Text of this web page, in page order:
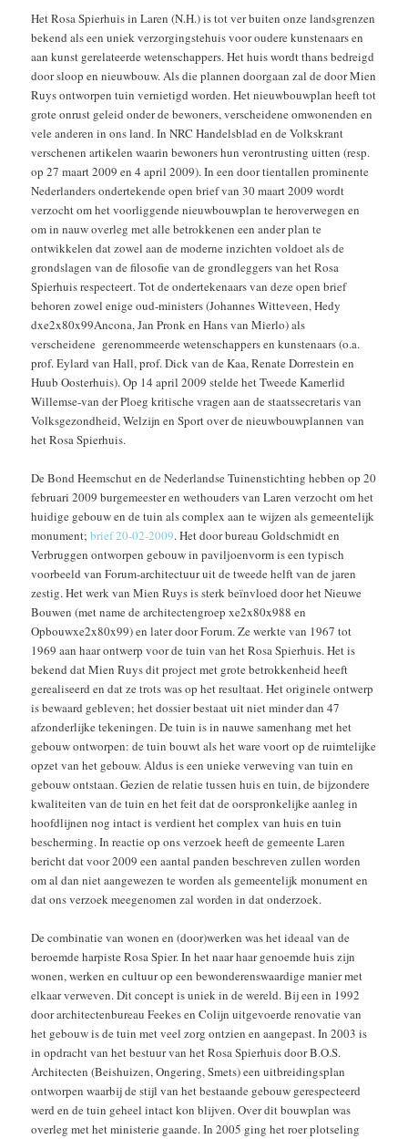
Het Rosa Spierhuis in Laren (N.H.) is tot ver buiten onze landsgrenzen
bekend als een uniek verzorgingstehuis voor oudere kunstenaars en
aan kunst gerelateerde wetenschappers. Het huis wordt thans bedreigd
door sloop en nieuwbouw. Als die plannen doorgaan zal de door Mien
Ruys ontworpen tuin vernietigd worden. Het nieuwbouwplan heeft tot
grote onrust geleid onder de bewoners, verscheidene omwonenden en
vele anderen in ons land. In NRC Handelsblad en de Volkskrant
verschenen artikelen waarin bewoners hun verontrusting uitten (resp.
op 27 maart 2009 en 4 april 2009). In een door tientallen prominente
Nederlanders ondertekende open brief van 30 maart 2009 wordt
verzocht om het voorliggende nieuwbouwplan te heroverwegen en
om in nauw overleg met alle betrokkenen een ander plan te
ontwikkelen dat zowel aan de moderne inzichten voldoet als de
grondslagen van de filosofie van de grondleggers van het Rosa
Spierhuis respecteert. Tot de ondertekenaars van deze open brief
behoren zowel enige oud-ministers (Johannes Witteveen, Hedy
dxe2x80x99Ancona, Jan Pronk en Hans van Mierlo) als
verscheidene gerenommeerde wetenschappers en kunstenaars (o.a.
prof. Eylard van Hall, prof. Dick van de Kaa, Renate Dorrestein en
Huub Oosterhuis). Op 14 april 2009 stelde het Tweede Kamerlid
Willemse-van der Ploeg kritische vragen aan de staatssecretaris van
Volksgezondheid, Welzijn en Sport over de nieuwbouwplannen van
het Rosa Spierhuis.
De Bond Heemschut en de Nederlandse Tuinenstichting hebben op 20
februari 2009 burgemeester en wethouders van Laren verzocht om het
huidige gebouw en de tuin als complex aan te wijzen als gemeentelijk
monument;brief 20-02-2009. Het door bureau Goldschmidt en
Verbruggen ontworpen gebouw in paviljoenvorm is een typisch
voorbeeld van Forum-architectuur uit de tweede helft van de jaren
zestig. Het werk van Mien Ruys is sterk beïnvloed door het Nieuwe
Bouwen (met name de architectengroep xe2x80x988 en
Opbouwxe2x80x99) en later door Forum. Ze werkte van 1967 tot
1969 aan haar ontwerp voor de tuin van het Rosa Spierhuis. Het is
bekend dat Mien Ruys dit project met grote betrokkenheid heeft
gerealiseerd en dat ze trots was op het resultaat. Het originele ontwerp
is bewaard gebleven; het dossier bestaat uit niet minder dan 47
afzonderlijke tekeningen. De tuin is in nauwe samenhang met het
gebouw ontworpen: de tuin bouwt als het ware voort op de ruimtelijke
opzet van het gebouw. Aldus is een unieke verweving van tuin en
gebouw ontstaan. Gezien de relatie tussen huis en tuin, de bijzondere
kwaliteiten van de tuin en het feit dat de oorspronkelijke aanleg in
hoofdlijnen nog intact is verdient het complex van huis en tuin
bescherming. In reactie op ons verzoek heeft de gemeente Laren
bericht dat voor 2009 een aantal panden beschreven zullen worden
om al dan niet aangewezen te worden als gemeentelijk monument en
dat ons verzoek meegenomen zal worden in dat onderzoek.
De combinatie van wonen en (door)werken was het ideaal van de
beroemde harpiste Rosa Spier. In het naar haar genoemde huis zijn
wonen, werken en cultuur op een bewonderenswaardige manier met
elkaar verweven. Dit concept is uniek in de wereld. Bij een in 1992
door architectenbureau Feekes en Colijn uitgevoerde renovatie van
het gebouw is de tuin met veel zorg ontzien en aangepast. In 2003 is
in opdracht van het bestuur van het Rosa Spierhuis door B.O.S.
Architecten (Beishuizen, Ongering, Smets) een uitbreidingsplan
ontworpen waarbij de stijl van het bestaande gebouw gerespecteerd
werd en de tuin geheel intact kon blijven. Over dit bouwplan was
overleg met het ministerie gaande. In 2005 ging het roer plotseling